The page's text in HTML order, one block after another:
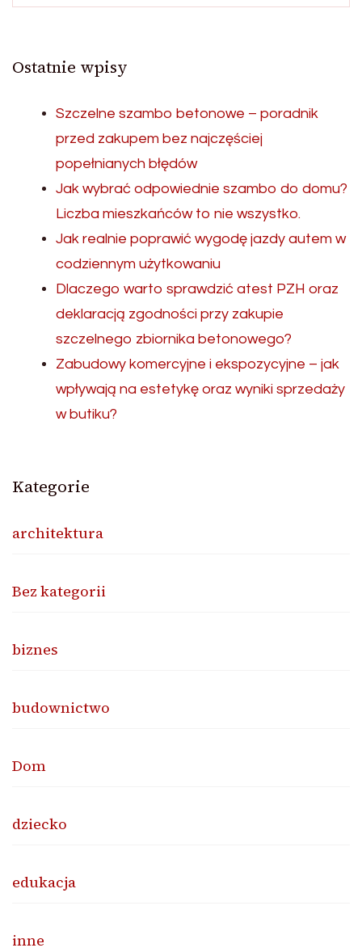
Ostatnie wpisy
Szczelne szambo betonowe – poradnik
przed zakupem bez najczęściej
popełnianych błędów
Jak wybrać odpowiednie szambo do domu?
Liczba mieszkańców to nie wszystko.
Jak realnie poprawić wygodę jazdy autem w
codziennym użytkowaniu
Dlaczego warto sprawdzić atest PZH oraz
deklaracją zgodności przy zakupie
szczelnego zbiornika betonowego?
Zabudowy komercyjne i ekspozycyjne – jak
wpływają na estetykę oraz wyniki sprzedaży
w butiku?
Kategorie
architektura
Bez kategorii
biznes
budownictwo
Dom
dziecko
edukacja
inne